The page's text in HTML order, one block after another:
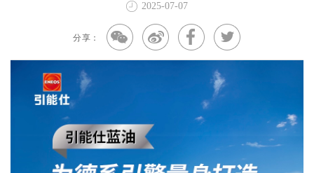
2025-07-07
分享：